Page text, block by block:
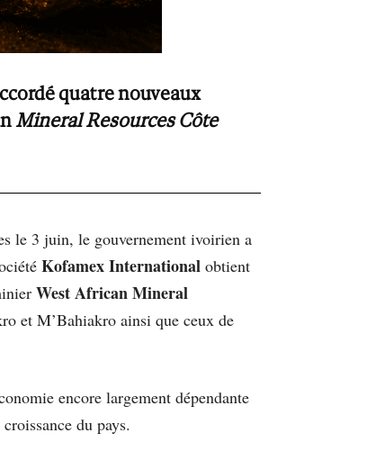
quatre nouveaux
Mineral Resources Côte
le 3 juin, le gouvernement ivoirien a
Kofamex International obtient
West African Mineral
et M’Bahiakro ainsi que ceux de
encore largement dépendante
du pays.